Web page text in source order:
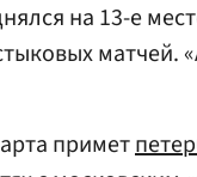
на 13-е
матчей.
примет